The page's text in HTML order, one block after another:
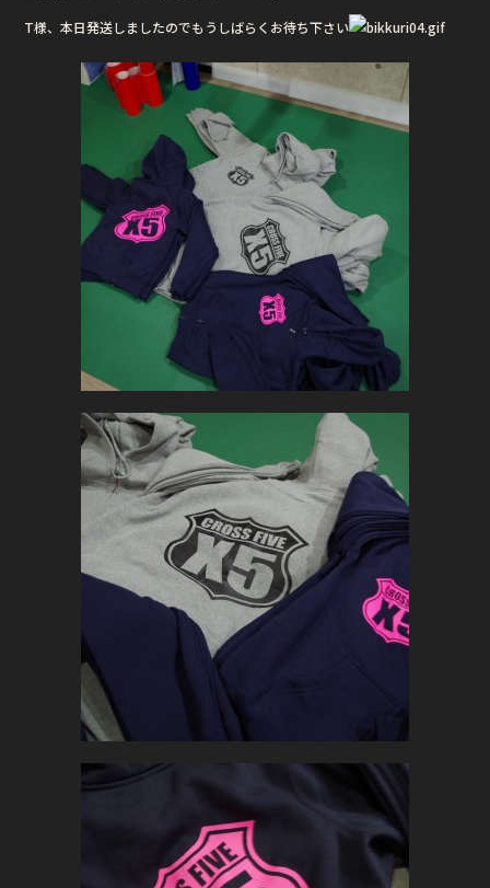
T様、本日発送しましたのでもうしばらくお待ち下さい